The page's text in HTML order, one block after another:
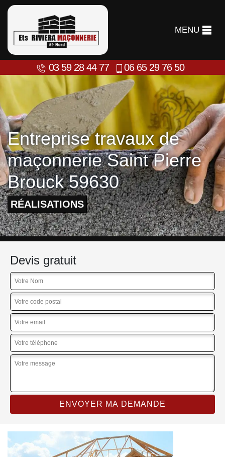
MENU
03 59 28 44 77 06 65 29 76 50
Entreprise travaux de
maçonnerie Saint Pierre
Brouck 59630
RÉALISATIONS
Devis gratuit